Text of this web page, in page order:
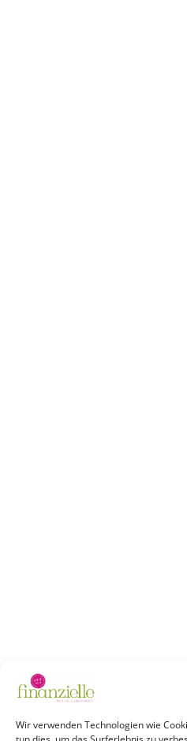
Wir verwenden Technologien wie